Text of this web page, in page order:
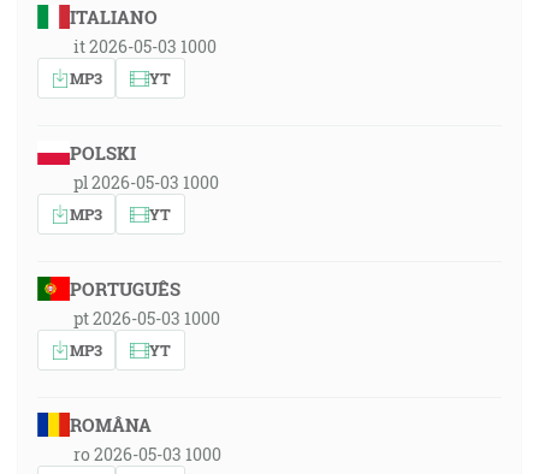
ITALIANO
it 2026-05-03 1000
MP3 YT
POLSKI
pl 2026-05-03 1000
MP3 YT
PORTUGUÊS
pt 2026-05-03 1000
MP3 YT
ROMÂNA
ro 2026-05-03 1000